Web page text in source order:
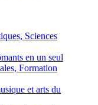
Sciences
en un seul
Formation
et arts du